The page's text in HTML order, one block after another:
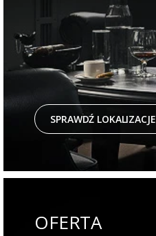
SPRAWDŹ LOKALIZACJE
OFERTA